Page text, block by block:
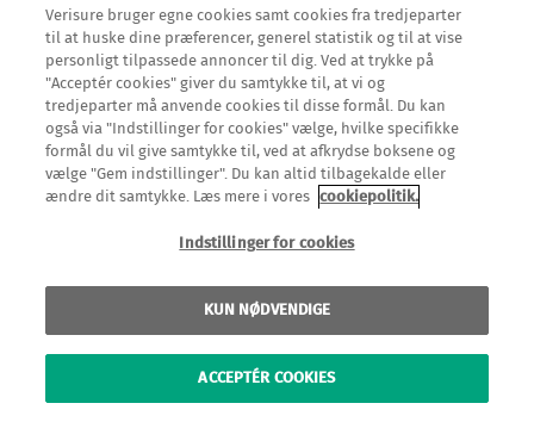
Læs mere om videodetektor PRO
Verisure bruger egne cookies samt cookies fra tredjeparter
til at huske dine præferencer, generel statistik og til at vise
personligt tilpassede annoncer til dig. Ved at trykke på
"Acceptér cookies" giver du samtykke til, at vi og
tredjeparter må anvende cookies til disse formål. Du kan
også via "Indstillinger for cookies" vælge, hvilke specifikke
formål du vil give samtykke til, ved at afkrydse boksene og
vælge "Gem indstillinger". Du kan altid tilbagekalde eller
ændre dit samtykke. Læs mere i vores
cookiepolitik.
Indstillinger for cookies
KUN NØDVENDIGE
ACCEPTÉR COOKIES